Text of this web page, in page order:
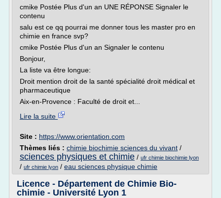
cmike Postée Plus d'un an UNE RÉPONSE Signaler le
contenu
salu est ce qq pourrai me donner tous les master pro en
chimie en france svp?
cmike Postée Plus d'un an Signaler le contenu
Bonjour,
La liste va être longue:
Droit mention droit de la santé spécialité droit médical et
pharmaceutique
Aix-en-Provence : Faculté de droit et...
Lire la suite
Site : https://www.orientation.com
Thèmes liés : chimie biochimie sciences du vivant /
sciences physiques et chimie / ufr chimie biochimie lyon
/ ufr chimie lyon / eau sciences physique chimie
Licence - Département de Chimie Bio-
chimie - Université Lyon 1